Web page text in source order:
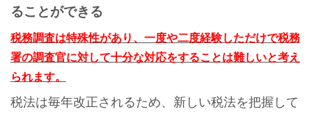
ることができる
税務調査は特殊性があり、一度や二度経験しただけで税務
署の調査官に対して十分な対応をすることは難しいと考え
られます。
税法は毎年改正されるため、新しい税法を把握して